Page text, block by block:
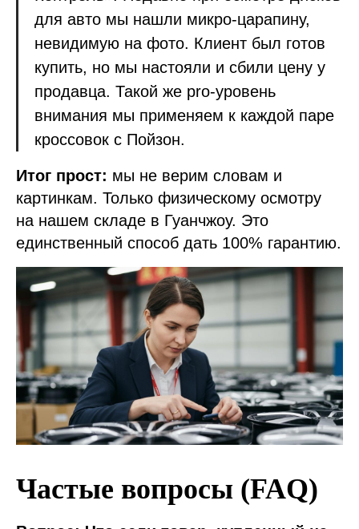
для авто мы нашли микро-царапину,
невидимую на фото. Клиент был готов
купить, но мы настояли и сбили цену у
продавца. Такой же pro-уровень
внимания мы применяем к каждой паре
кроссовок с Пойзон.
Итог прост: мы не верим словам и
картинкам. Только физическому осмотру
на нашем складе в Гуанчжоу. Это
единственный способ дать 100% гарантию.
Частые вопросы (FAQ)